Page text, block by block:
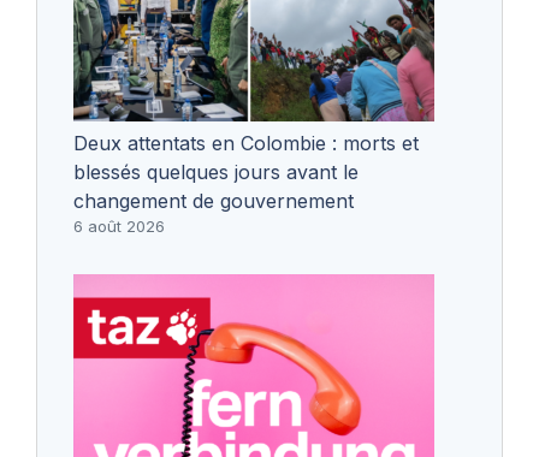
Deux attentats en Colombie : morts et
blessés quelques jours avant le
changement de gouvernement
6 août 2026